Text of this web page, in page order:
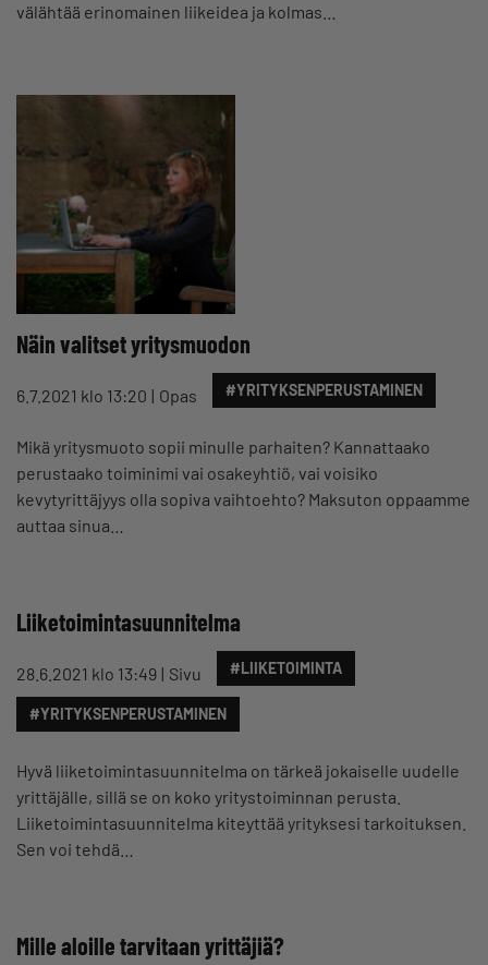
välähtää erinomainen liikeidea ja kolmas…
Näin valitset yritysmuodon
6.7.2021 klo 13:20 Opas #YRITYKSENPERUSTAMINEN
Mikä yritysmuoto sopii minulle parhaiten? Kannattaako
perustaako toiminimi vai osakeyhtiö, vai voisiko
kevytyrittäjyys olla sopiva vaihtoehto? Maksuton oppaamme
auttaa sinua…
Liiketoimintasuunnitelma
28.6.2021 klo 13:49 Sivu #LIIKETOIMINTA
#YRITYKSENPERUSTAMINEN
Hyvä liiketoimintasuunnitelma on tärkeä jokaiselle uudelle
yrittäjälle, sillä se on koko yritystoiminnan perusta.
Liiketoimintasuunnitelma kiteyttää yrityksesi tarkoituksen.
Sen voi tehdä…
Mille aloille tarvitaan yrittäjiä?